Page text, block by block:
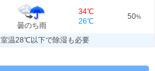
曇のち雨
34℃
26℃
50%
室温28℃以下で除湿も必要